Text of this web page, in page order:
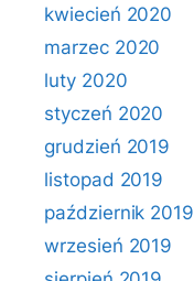
kwiecień 2020
marzec 2020
luty 2020
styczeń 2020
grudzień 2019
listopad 2019
październik 2019
wrzesień 2019